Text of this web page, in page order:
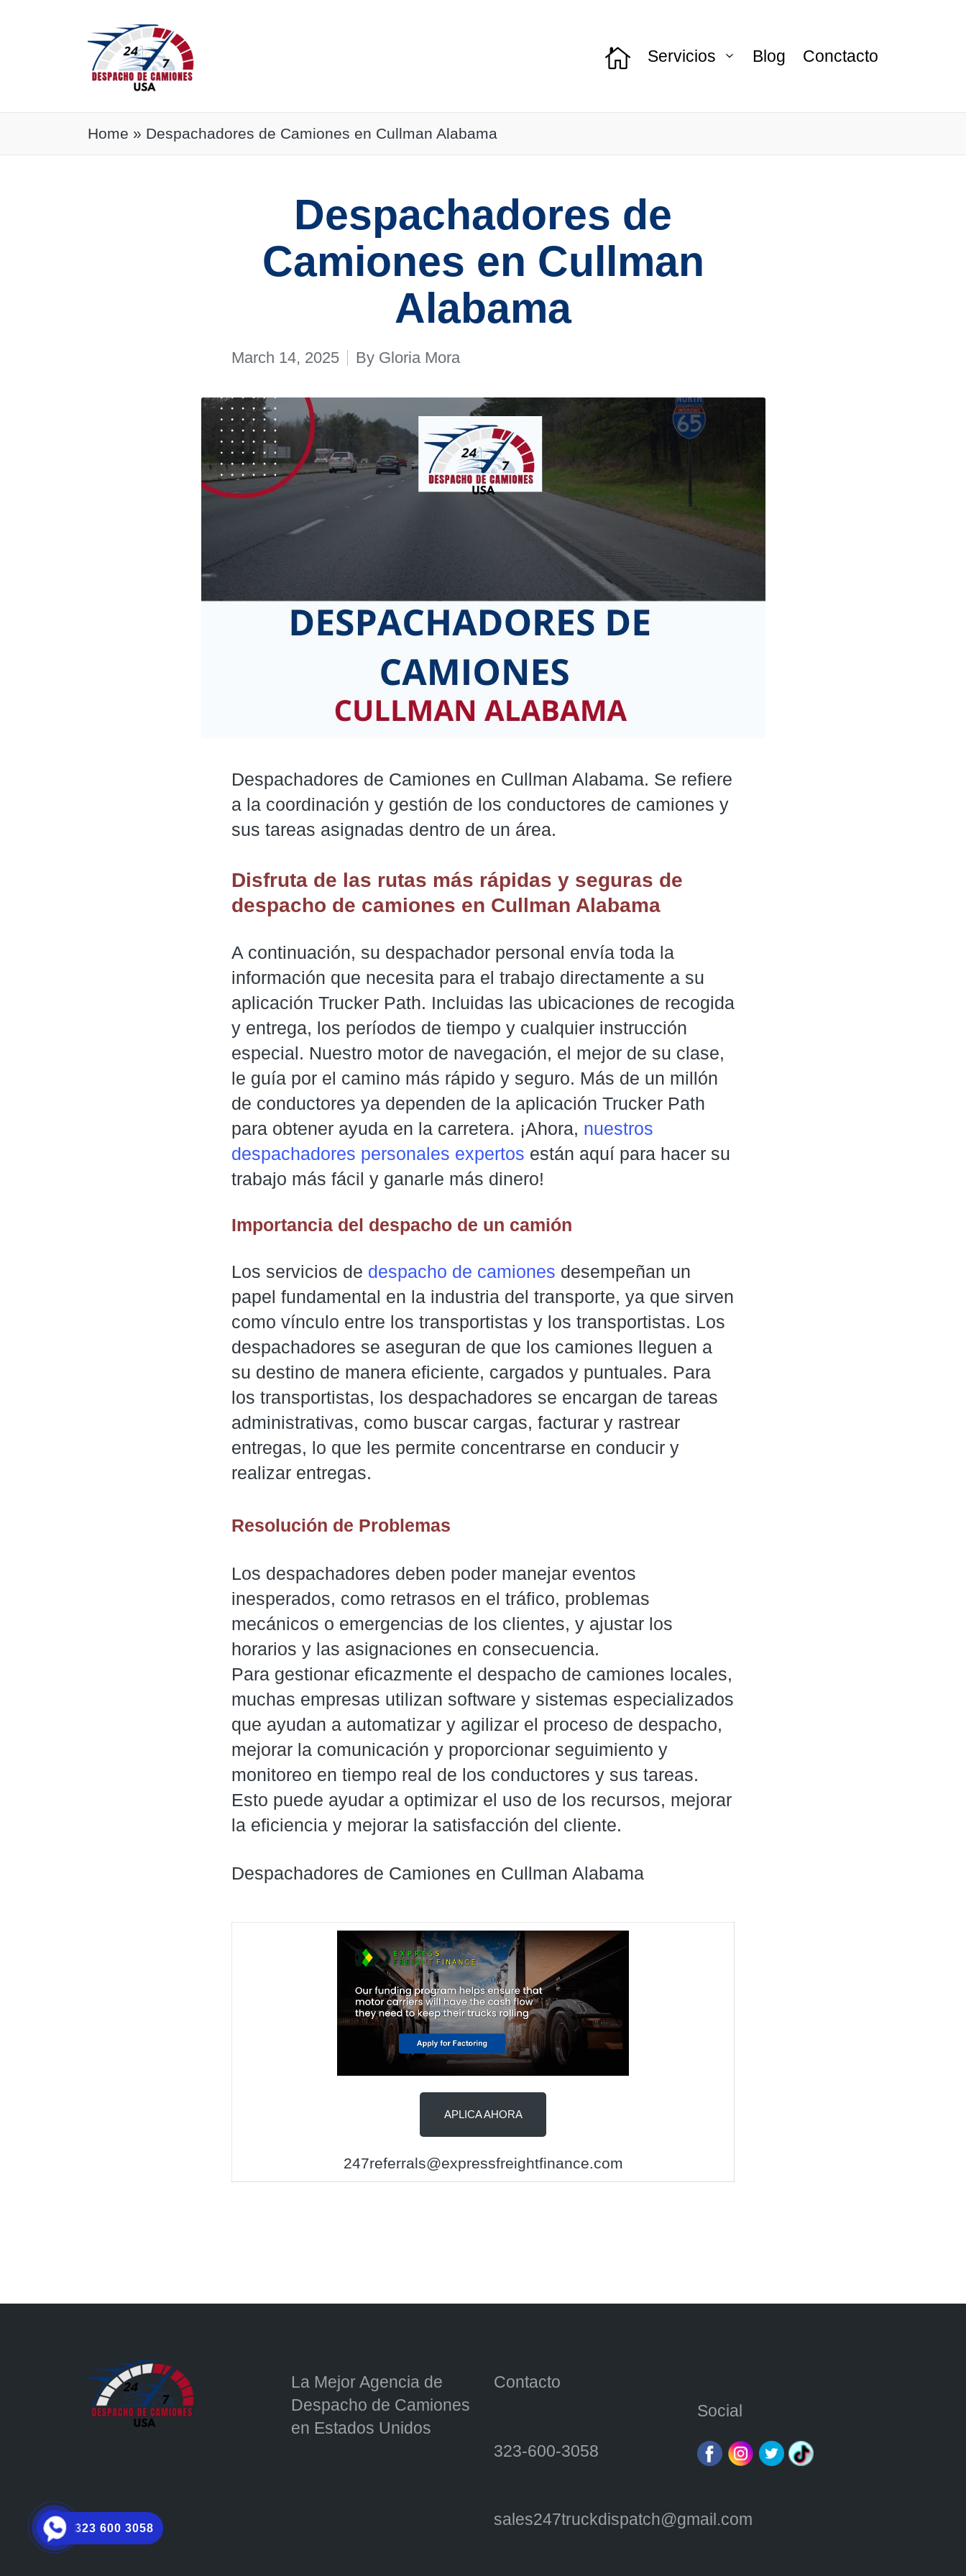
Servicios Blog Conctacto
Home » Despachadores de Camiones en Cullman Alabama
Despachadores de
Camiones en Cullman
Alabama
March 14, 2025
Posted
By Gloria Mora
Despachadores de Camiones en Cullman Alabama. Se refiere
a la coordinación y gestión de los conductores de camiones y
sus tareas asignadas dentro de un área.
Disfruta de las rutas más rápidas y seguras de
despacho de camiones en Cullman Alabama
A continuación, su despachador personal envía toda la
información que necesita para el trabajo directamente a su
aplicación Trucker Path. Incluidas las ubicaciones de recogida
y entrega, los períodos de tiempo y cualquier instrucción
especial. Nuestro motor de navegación, el mejor de su clase,
le guía por el camino más rápido y seguro. Más de un millón
de conductores ya dependen de la aplicación Trucker Path
para obtener ayuda en la carretera. ¡Ahora, nuestros
despachadores personales expertos están aquí para hacer su
trabajo más fácil y ganarle más dinero!
Importancia del despacho de un camión
Los servicios de despacho de camiones desempeñan un
papel fundamental en la industria del transporte, ya que sirven
como vínculo entre los transportistas y los transportistas. Los
despachadores se aseguran de que los camiones lleguen a
su destino de manera eficiente, cargados y puntuales. Para
los transportistas, los despachadores se encargan de tareas
administrativas, como buscar cargas, facturar y rastrear
entregas, lo que les permite concentrarse en conducir y
realizar entregas.
Resolución de Problemas
Los despachadores deben poder manejar eventos
inesperados, como retrasos en el tráfico, problemas
mecánicos o emergencias de los clientes, y ajustar los
horarios y las asignaciones en consecuencia.
Para gestionar eficazmente el despacho de camiones locales,
muchas empresas utilizan software y sistemas especializados
que ayudan a automatizar y agilizar el proceso de despacho,
mejorar la comunicación y proporcionar seguimiento y
monitoreo en tiempo real de los conductores y sus tareas.
Esto puede ayudar a optimizar el uso de los recursos, mejorar
la eficiencia y mejorar la satisfacción del cliente.
Despachadores de Camiones en Cullman Alabama
APLICA AHORA
247referrals@expressfreightfinance.com
La Mejor Agencia de
Despacho de Camiones
en Estados Unidos
Contacto
323-600-3058
sales247truckdispatch@gmail.com
Social
323 600 3058